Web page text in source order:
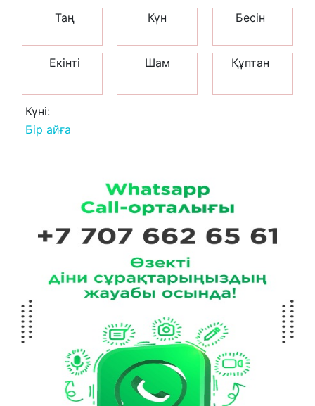
Таң Күн Бесін
Екінті Шам Құптан
Күні:
Бір айға